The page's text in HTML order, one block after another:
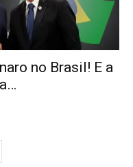
no Brasil! E a